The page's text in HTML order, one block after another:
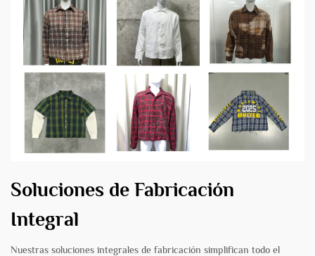
Soluciones de Fabricación
Integral
Nuestras soluciones integrales de fabricación simplifican todo el